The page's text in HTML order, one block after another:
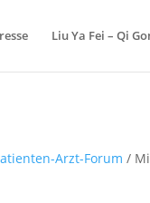
Liu Ya Fei – Qi
Arzt-Forum /